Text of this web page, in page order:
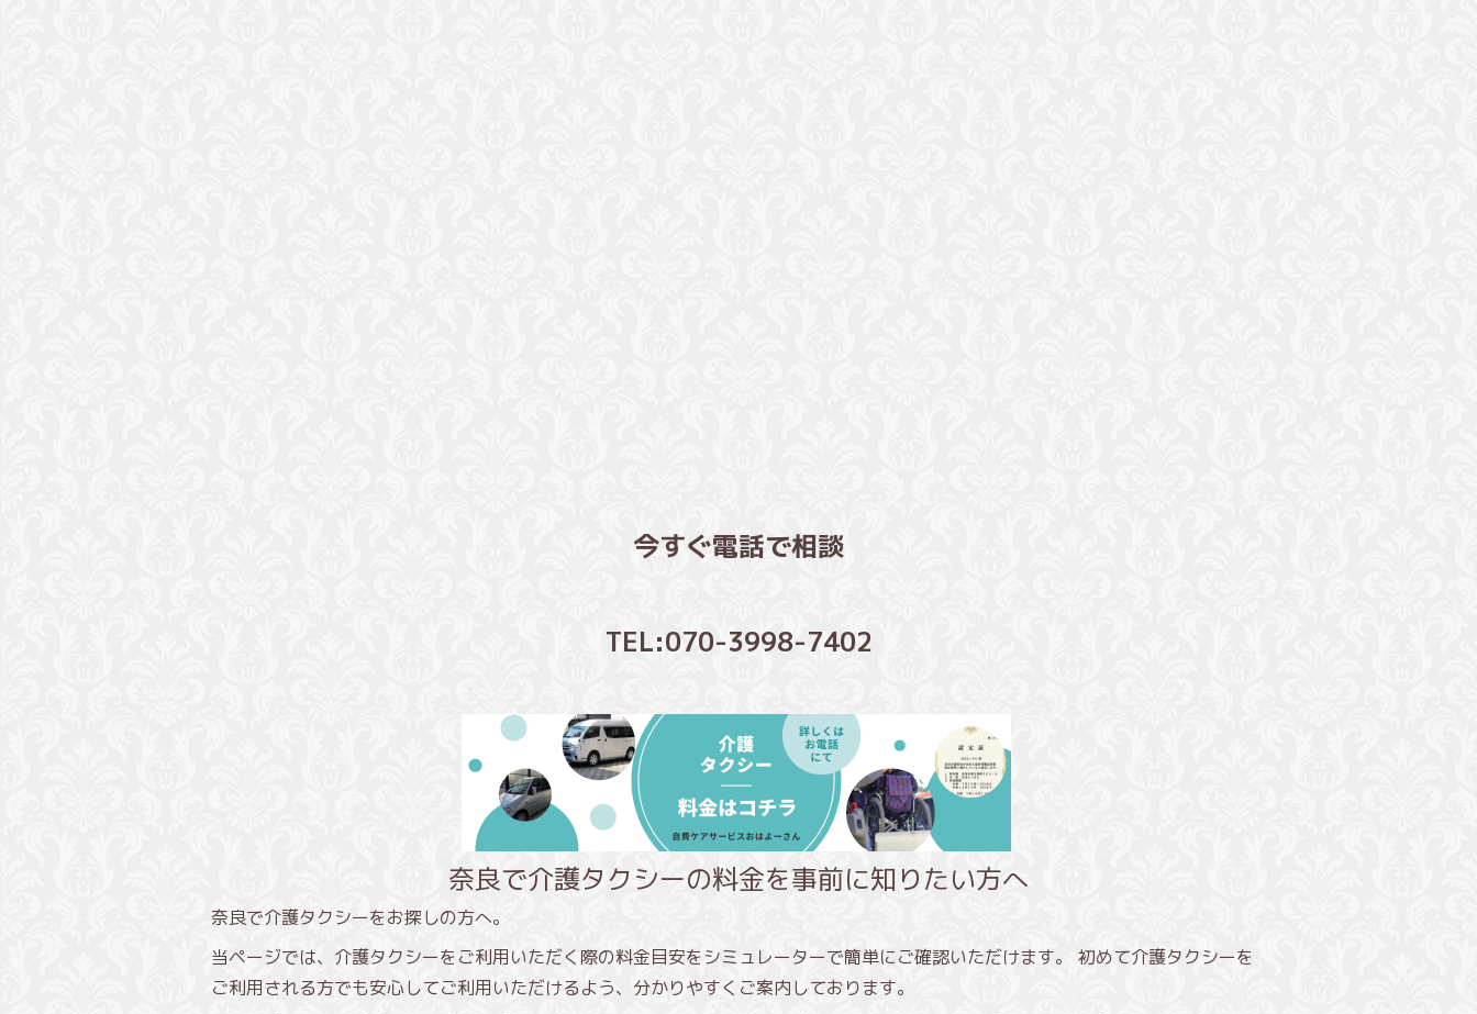
今すぐ電話で相談
TEL:070-3998-7402
奈良で介護タクシーの料金を事前に知りたい方へ
奈良で介護タクシーをお探しの方へ。
当ページでは、介護タクシーをご利用いただく際の料金目安をシミュレーターで簡単にご確認いただけます。 初めて介護タクシーを
ご利用される方でも安心してご利用いただけるよう、分かりやすくご案内しております。